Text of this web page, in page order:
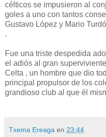
célticos se impusieron al
goles a uno con tantos
Gustavo López y Mario
.
Fue una triste despedida
el adiós al gran
Celta , un hombre que dio
principal propulsor de los
grandioso club al que él
Txema Ereaga en 23:44